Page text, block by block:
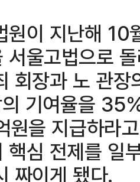
원이 지난해 10
서울고법으로
회장과 노 관
기여율을
을 지급하라
핵심 전제를 일
짜이게 됐다.